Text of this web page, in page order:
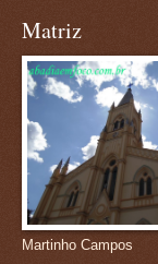
Matriz
Martinho Campos